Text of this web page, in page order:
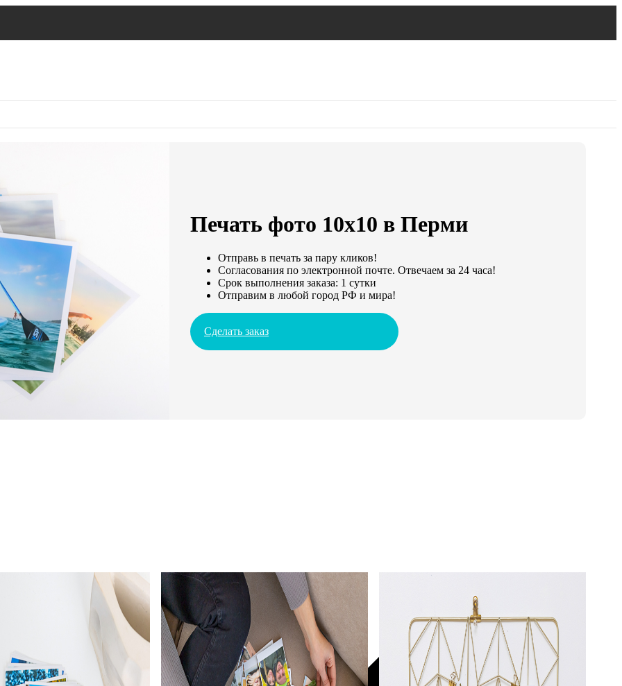
Печать фото 10х10 в Перми
Отправь в печать за пару кликов!
Согласования по электронной почте. Отвечаем за 24 часа!
Срок выполнения заказа: 1 сутки
Отправим в любой город РФ и мира!
Сделать заказ